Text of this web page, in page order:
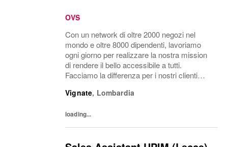
OVS
Con un network di oltre 2000 negozi nel
mondo e oltre 8000 dipendenti, lavoriamo
ogni giorno per realizzare la nostra mission
di rendere il bello accessibile a tutti.
Facciamo la differenza per i nostri clienti
OVS Kids, UPIM, Blukids, Croff, Les...
Vignate, Lombardia
loading...